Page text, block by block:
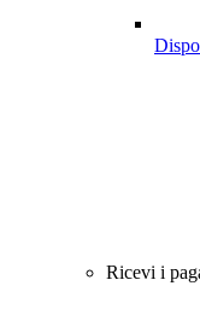
Ricevi i